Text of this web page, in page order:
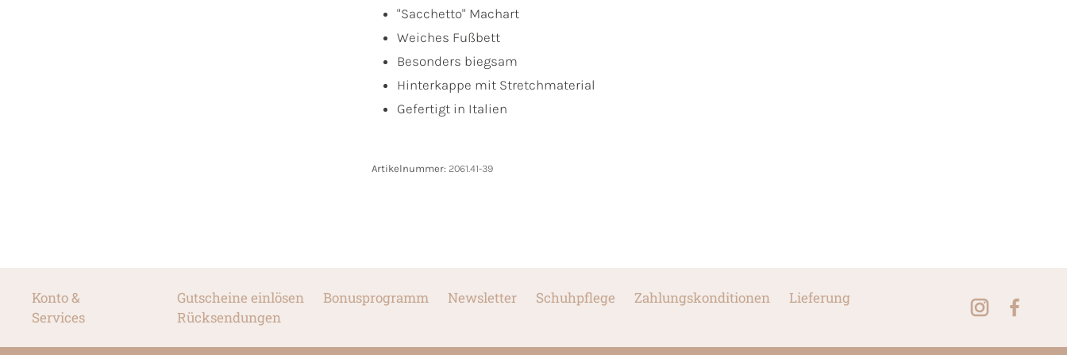
"Sacchetto" Machart
Weiches Fußbett
Besonders biegsam
Hinterkappe mit Stretchmaterial
Gefertigt in Italien
Artikelnummer: 2061.41-39
Konto &
Services
Gutscheine einlösen Bonusprogramm Newsletter Schuhpflege Zahlungskonditionen
Lieferung
Rücksendungen